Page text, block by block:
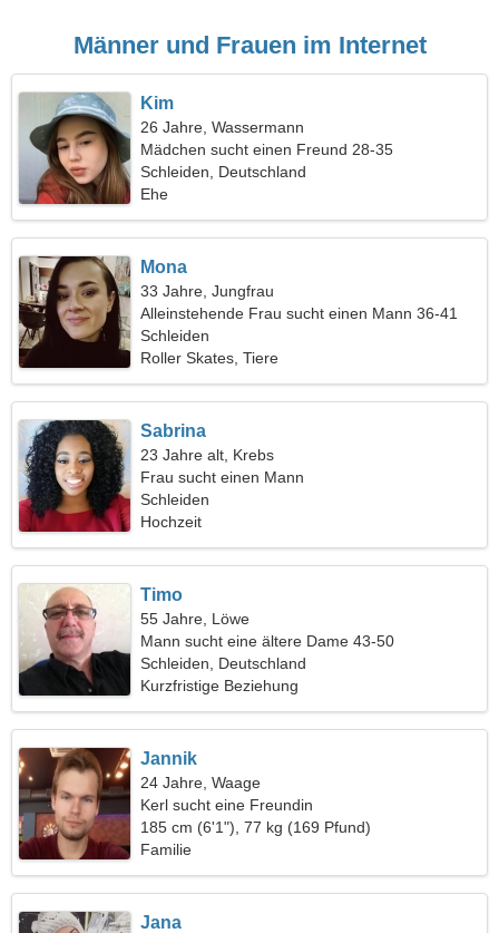
Männer und Frauen im Internet
Kim
26 Jahre, Wassermann
Mädchen sucht einen Freund 28-35
Schleiden, Deutschland
Ehe
Mona
33 Jahre, Jungfrau
Alleinstehende Frau sucht einen Mann 36-41
Schleiden
Roller Skates, Tiere
Sabrina
23 Jahre alt, Krebs
Frau sucht einen Mann
Schleiden
Hochzeit
Timo
55 Jahre, Löwe
Mann sucht eine ältere Dame 43-50
Schleiden, Deutschland
Kurzfristige Beziehung
Jannik
24 Jahre, Waage
Kerl sucht eine Freundin
185 cm (6'1"), 77 kg (169 Pfund)
Familie
Jana